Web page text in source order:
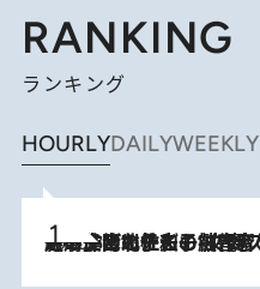
RANKING
ランキング
HOURLYDAILYWEEKLY
2026.8.3
《「文士の子ども被害者の会」発足！》阿川佐和子（72）が語る遠藤周作に北杜夫、劇作家・矢代静一の子どもたちの“文豪プライベート事件簿”